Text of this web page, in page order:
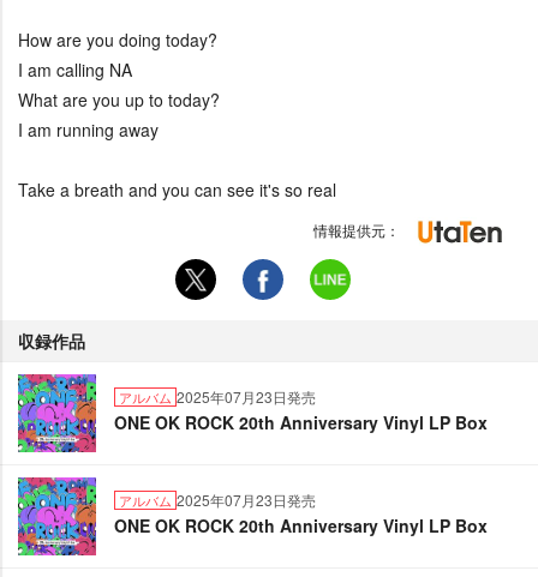
How are you doing today?
I am calling NA
What are you up to today?
I am running away
Take a breath and you can see it's so real
情報提供元：
収録作品
アルバム 2025年07月23日発売
ONE OK ROCK 20th Anniversary Vinyl LP Box
アルバム 2025年07月23日発売
ONE OK ROCK 20th Anniversary Vinyl LP Box